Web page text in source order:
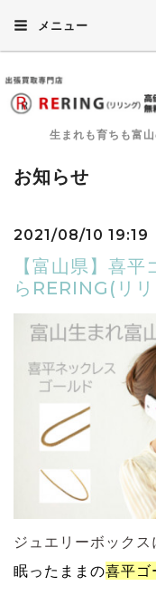
メニュー
生まれも育ちも富
お知らせ
2021/08/10 19:19
【富山県】喜
らRERING(リリ
ジュエリーボックス
眠ったままの喜平ゴ